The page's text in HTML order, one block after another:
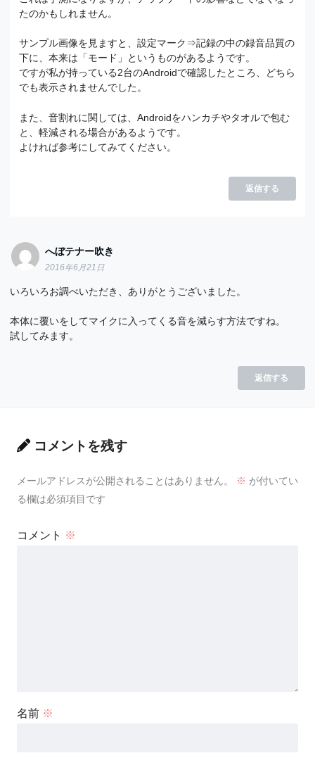
たのかもしれません。
サンプル画像を見ますと、設定マーク⇒記録の中の録音品質の
下に、本来は「モード」というものがあるようです。
ですが私が持っている2台のAndroidで確認したところ、どちら
でも表示されませんでした。
また、音割れに関しては、Androidをハンカチやタオルで包む
と、軽減される場合があるようです。
よければ参考にしてみてください。
返信する
へぼテナー吹き
2016年6月21日
いろいろお調べいただき、ありがとうございました。
本体に覆いをしてマイクに入ってくる音を減らす方法ですね。
試してみます。
返信する
コメントを残す
メールアドレスが公開されることはありません。 ※ が付いてい
る欄は必須項目です
コメント ※
名前 ※